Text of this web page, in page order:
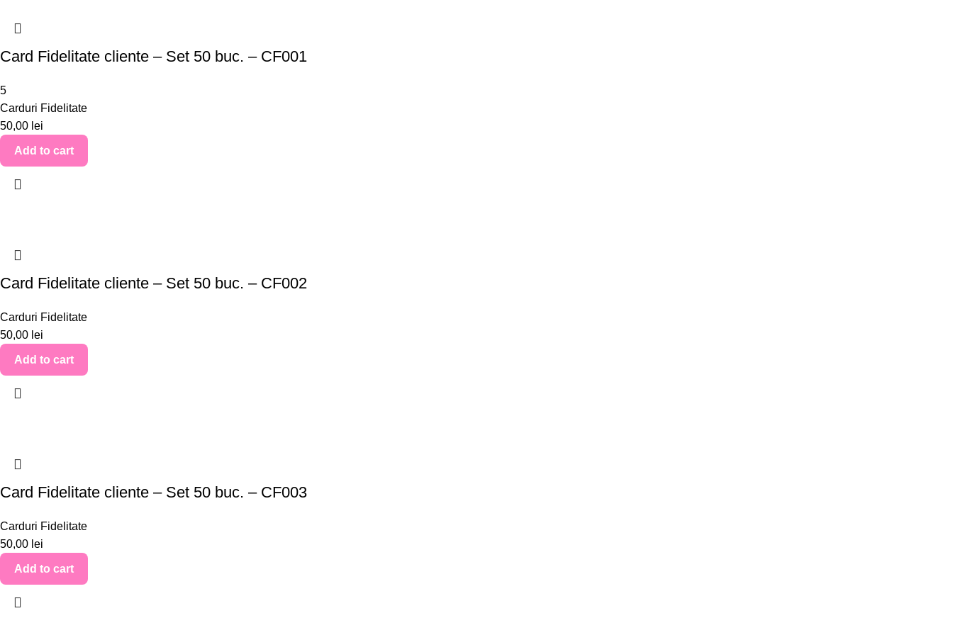
Card Fidelitate cliente – Set 50 buc. – CF001
5
Carduri Fidelitate
50,00 lei
Add to cart
Card Fidelitate cliente – Set 50 buc. – CF002
Carduri Fidelitate
50,00 lei
Add to cart
Card Fidelitate cliente – Set 50 buc. – CF003
Carduri Fidelitate
50,00 lei
Add to cart